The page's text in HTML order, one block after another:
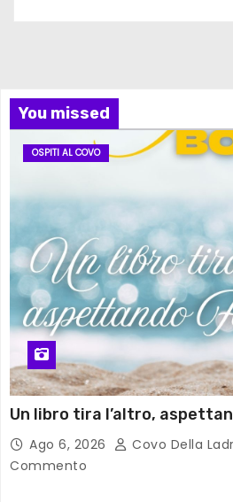
You missed
OSPITI AL COVO
Un libro tira l’altro,
Ago 6, 2026 Covo Della
Commento